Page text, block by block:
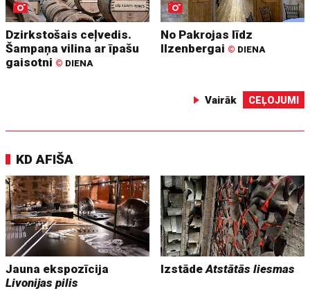
Dzirkstošais ceļvedis.
Šampaņa vilina ar īpašu
gaisotni © DIENA
No Pakrojas līdz
Ilzenbergai © DIENA
Vairāk CEĻOJUMI
KD AFIŠA
Jauna ekspozīcija
Livonijas pilis
IzstādeAtstātās liesmas